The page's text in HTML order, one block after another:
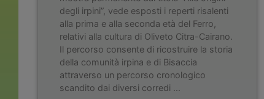
degli irpini”, vede esposti i reperti risalenti
alla prima e alla seconda età del Ferro,
relativi alla cultura di Oliveto Citra-Cairano.
Il percorso consente di ricostruire la storia
della comunità irpina e di Bisaccia
attraverso un percorso cronologico
scandito dai diversi corredi ...